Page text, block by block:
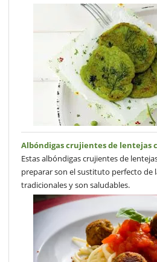
Albóndigas crujientes de lentejas
Estas albóndigas crujientes de
preparar son el sustituto perfecto de
tradicionales y son saludables.